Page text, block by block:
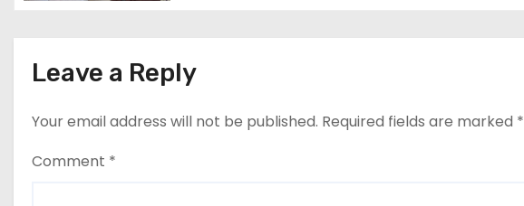
i
o
n
Leave a Reply
Your email address will not be published. Required fields are marked *
Comment *